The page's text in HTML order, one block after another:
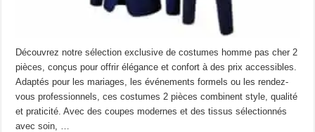
Découvrez notre sélection exclusive de costumes homme pas cher 2
pièces, conçus pour offrir élégance et confort à des prix accessibles.
Adaptés pour les mariages, les événements formels ou les rendez-
vous professionnels, ces costumes 2 pièces combinent style, qualité
et praticité. Avec des coupes modernes et des tissus sélectionnés
avec soin, …